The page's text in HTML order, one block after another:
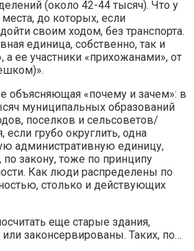
(около 42-44 тысяч). Что у
до которых, если
своим ходом, без транспорта.
единица, собственно, так и
а ее участники «прихожанами», от
объясняющая «почему и зачем»: в
муниципальных образований
поселков и сельсоветов/
если грубо округлить, одна
административную единицу,
закону, тоже по принципу
Как люди распределены по
столько и действующих
еще старые здания,
законсервированы. Таких, по…